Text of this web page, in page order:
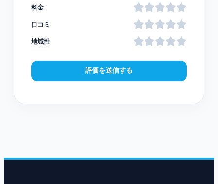
料金
口コミ
地域性
評価を送信する